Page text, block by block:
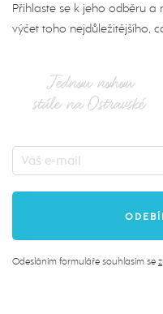
Přihlaste se k jeho odběru
výčet toho nejdůležitějšího,
Jednou nohou
stále na Ostravské
Odesláním formuláře souhlasím se